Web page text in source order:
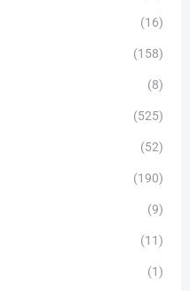
(16)
(158)
(8)
(525)
(52)
(190)
(9)
(11)
(1)